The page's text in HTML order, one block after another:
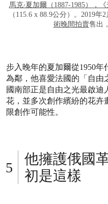
馬克‧夏加爾（1887-1985），
（115.6 x 88.9公分）。2019年
術晚間拍賣售出
步入晚年的夏加爾從1950
為鄰，他喜愛法國的「自由
國南部正是自由之光最啟
花，並多次創作繽紛的花卉
限創作可能性。
他擁護俄國
初是這樣